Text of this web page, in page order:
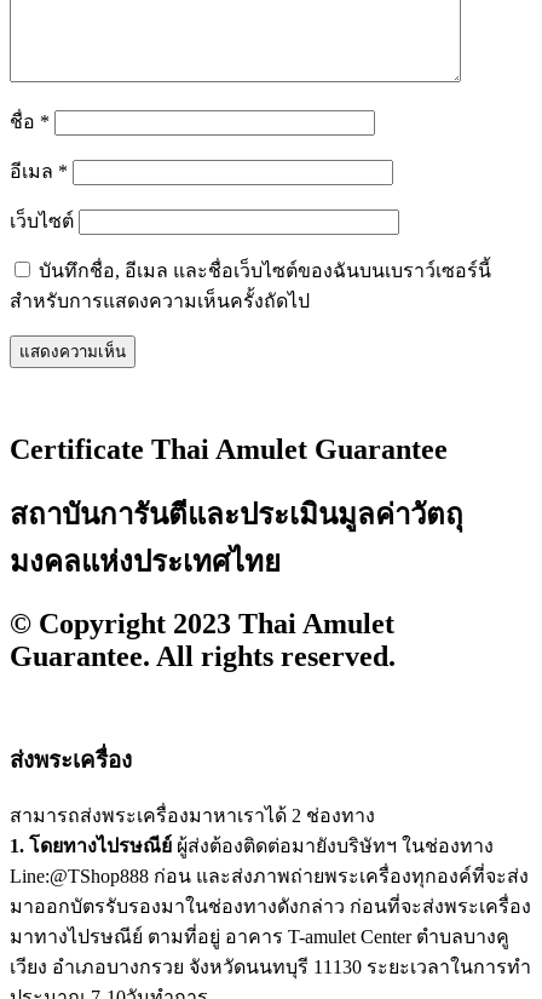
ชื่อ *
อีเมล *
เว็บไซต์
บันทึกชื่อ, อีเมล และชื่อเว็บไซต์ของฉันบนเบราว์เซอร์นี้
สำหรับการแสดงความเห็นครั้งถัดไป
Certificate Thai Amulet Guarantee
สถาบันการันตีและประเมินมูลค่าวัตถุ
มงคลแห่งประเทศไทย
© Copyright 2023 Thai Amulet
Guarantee. All rights reserved.
ส่งพระเครื่อง
สามารถส่งพระเครื่องมาหาเราได้ 2 ช่องทาง
1. โดยทางไปรษณีย์ ผู้ส่งต้องติดต่อมายังบริษัทฯ ในช่องทาง
Line:@TShop888 ก่อน และส่งภาพถ่ายพระเครื่องทุกองค์ที่จะส่ง
มาออกบัตรรับรองมาในช่องทางดังกล่าว ก่อนที่จะส่งพระเครื่อง
มาทางไปรษณีย์ ตามที่อยู่ อาคาร T-amulet Center ตำบลบางคู
เวียง อำเภอบางกรวย จังหวัดนนทบุรี 11130 ระยะเวลาในการทำ